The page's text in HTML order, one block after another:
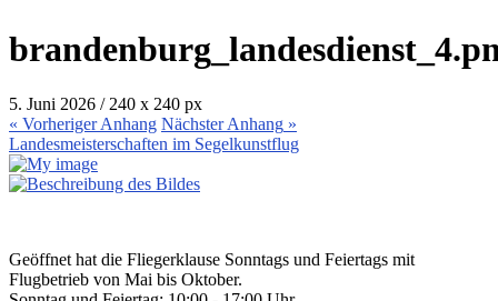
5. Juni 2026 / 240 x 240 px
« VorherigerAnhang NächsterAnhang »
Landesmeisterschaften im Segelkunstflug
Geöffnet hat die Fliegerklause Sonntags und Feiertags mit
Flugbetrieb von Mai bis Oktober.